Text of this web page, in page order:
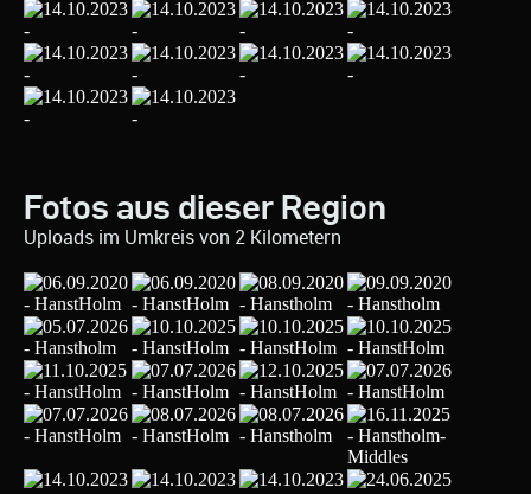
Fotos aus dieser Region
Uploads im Umkreis von 2 Kilometern